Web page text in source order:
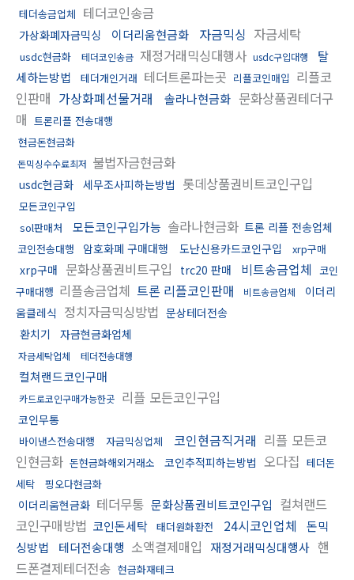
테더송금업체 테더코인송금
가상화폐자금믹싱 이더리움현금화 자금믹싱 자금세탁
usdc현금화 테더코인송금 재정거래믹싱대행사 usdc구입대행
탈
세하는방법
테더개인거래 테더트론파는곳 리플코인매입 리플코
인판매 가상화폐선물거래 솔라나현금화 문화상품권테더구
매
트론리플 전송대행
현금돈현금화
돈믹싱수수료최저 불법자금현금화
usdc현금화 세무조사피하는방법 롯데상품권비트코인구입
모든코인구입
sol판매처
모든코인구입가능 솔라나현금화 트론 리플 전송업체
코인전송대행 암호화폐 구매대행 도난신용카드코인구입 xrp구매
xrp구매 문화상품권비트구입 trc20 판매 비트송금업체 코인
구매대행 리플송금업체 트론 리플코인판매 비트송금업체
이더리
움클레식 정치자금믹싱방법 문상테더전송
환치기
자금현금화업체
자금세탁업체 테더전송대행
컬쳐랜드코인구매
카드로코인구매가능한곳 리플 모든코인구입
코인무통
바이낸스전송대행 자금믹싱업체 코인현금직거래 리플 모든코
인현금화 돈현금화해외거래소 코인추적피하는방법 오다집 테더돈
세탁
핑오다현금화
이더리움현금화 테더무통 문화상품권비트코인구입 컬쳐랜드
코인구매방법 코인돈세탁 태더원화환전 24시코인업체
돈믹
싱방법
테더전송대행 소액결제매입 재정거래믹싱대행사 핸
드폰결제테더전송 현금화재테크